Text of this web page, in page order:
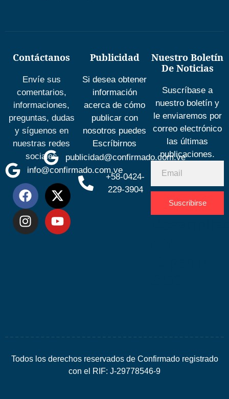
Contáctanos
Envíe sus
comentarios,
informaciones,
preguntas, dudas
y síguenos en
nuestras redes
sociales
info@confirmado.com.ve
Publicidad
Si desea obtener
información
acerca de cómo
publicar con
nosotros puedes
Escríbirnos
publicidad@confirmado.com.ve
+58-0424-
229-3904
Nuestro Boletín
De Noticias
Suscríbase a
nuestro boletín y
le enviaremos por
correo electrónico
las últimas
publicaciones.
Suscribirse
Todos los derechos reservados de Confirmado registrado
con el RIF: J-29778546-9